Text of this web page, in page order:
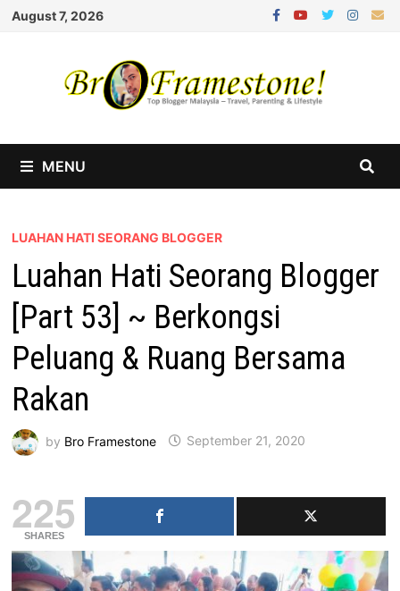
Skip
August 7, 2026
MENU
LUAHAN HATI SEORANG BLOGGER
Luahan Hati Seorang Blogger
[Part 53] ~ Berkongsi
Peluang & Ruang Bersama
Rakan
by Bro Framestone September 21, 2020
225
SHARES